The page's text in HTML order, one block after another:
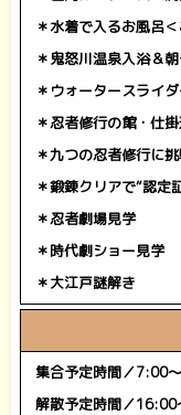
＊水着で入るお風呂
＊鬼怒川温泉入浴＆
＊ウォータースライ
＊忍者修行の館・仕
＊九つの忍者修行に
＊鍛錬クリアで“認定
＊忍者劇場見学
＊時代劇ショー見学
＊大江戸謎解き
集合予定時間／7:00
解散予定時間／